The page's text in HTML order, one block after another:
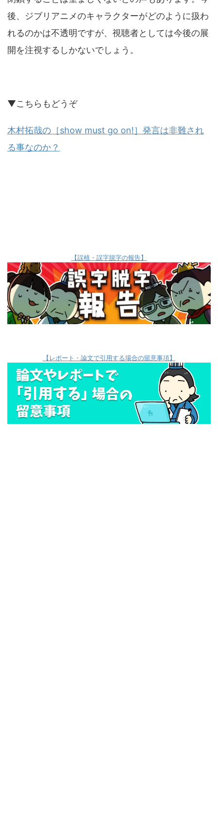
後、ジブリアニメのキャラクターがどのように扱わ
れるのかは不透明ですが、視聴者としては今後の展
開を注視するしかないでしょう。
▼こちらもどうぞ
木村拓哉の［show must go on!］発言は非難され
る事なのか？
【誤植・誤字脱字の報告】
【レポート・論文で引用する場合の留意事項】